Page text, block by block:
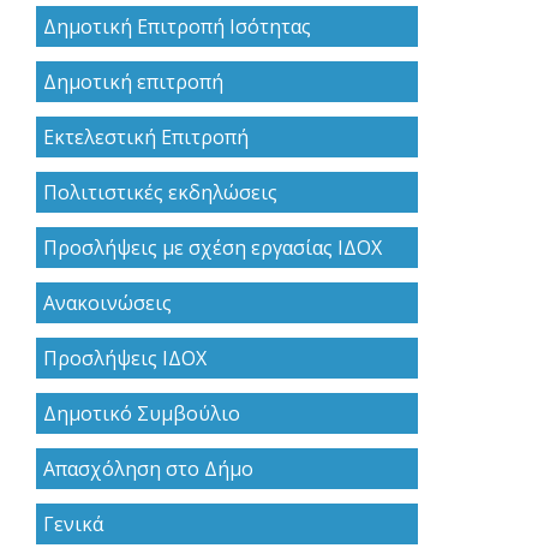
Δημοτική Επιτροπή Ισότητας
Δημοτική επιτροπή
Εκτελεστική Επιτροπή
Πολιτιστικές εκδηλώσεις
Προσλήψεις με σχέση εργασίας ΙΔΟΧ
Ανακoινώσεις
Προσλήψεις ΙΔΟΧ
Δημοτικό Συμβούλιο
Απασχόληση στο Δήμο
Γενικά